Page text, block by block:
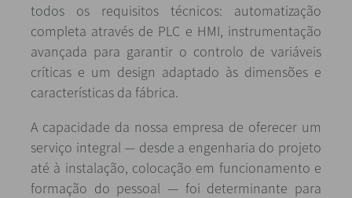
todos os requisitos técnicos: automatização
completa através de PLC e HMI, instrumentação
avançada para garantir o controlo de variáveis
críticas e um design adaptado às dimensões e
características da fábrica.
A capacidade da nossa empresa de oferecer um
serviço integral — desde a engenharia do projeto
até à instalação, colocação em funcionamento e
formação do pessoal — foi determinante para